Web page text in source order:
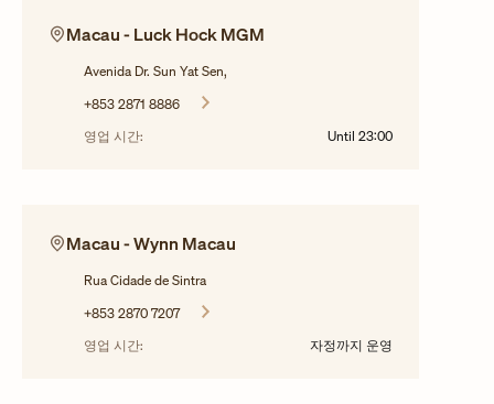
Macau - Luck Hock MGM
Avenida Dr. Sun Yat Sen,
+853 2871 8886
영업 시간:
Until 23:00
Macau - Wynn Macau
Rua Cidade de Sintra
+853 2870 7207
영업 시간:
자정까지 운영